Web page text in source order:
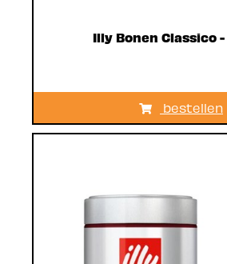
Illy Bonen Classico
bestellen